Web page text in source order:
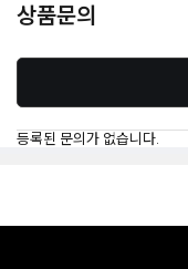
상품문의
등록된 문의가 없습니다.